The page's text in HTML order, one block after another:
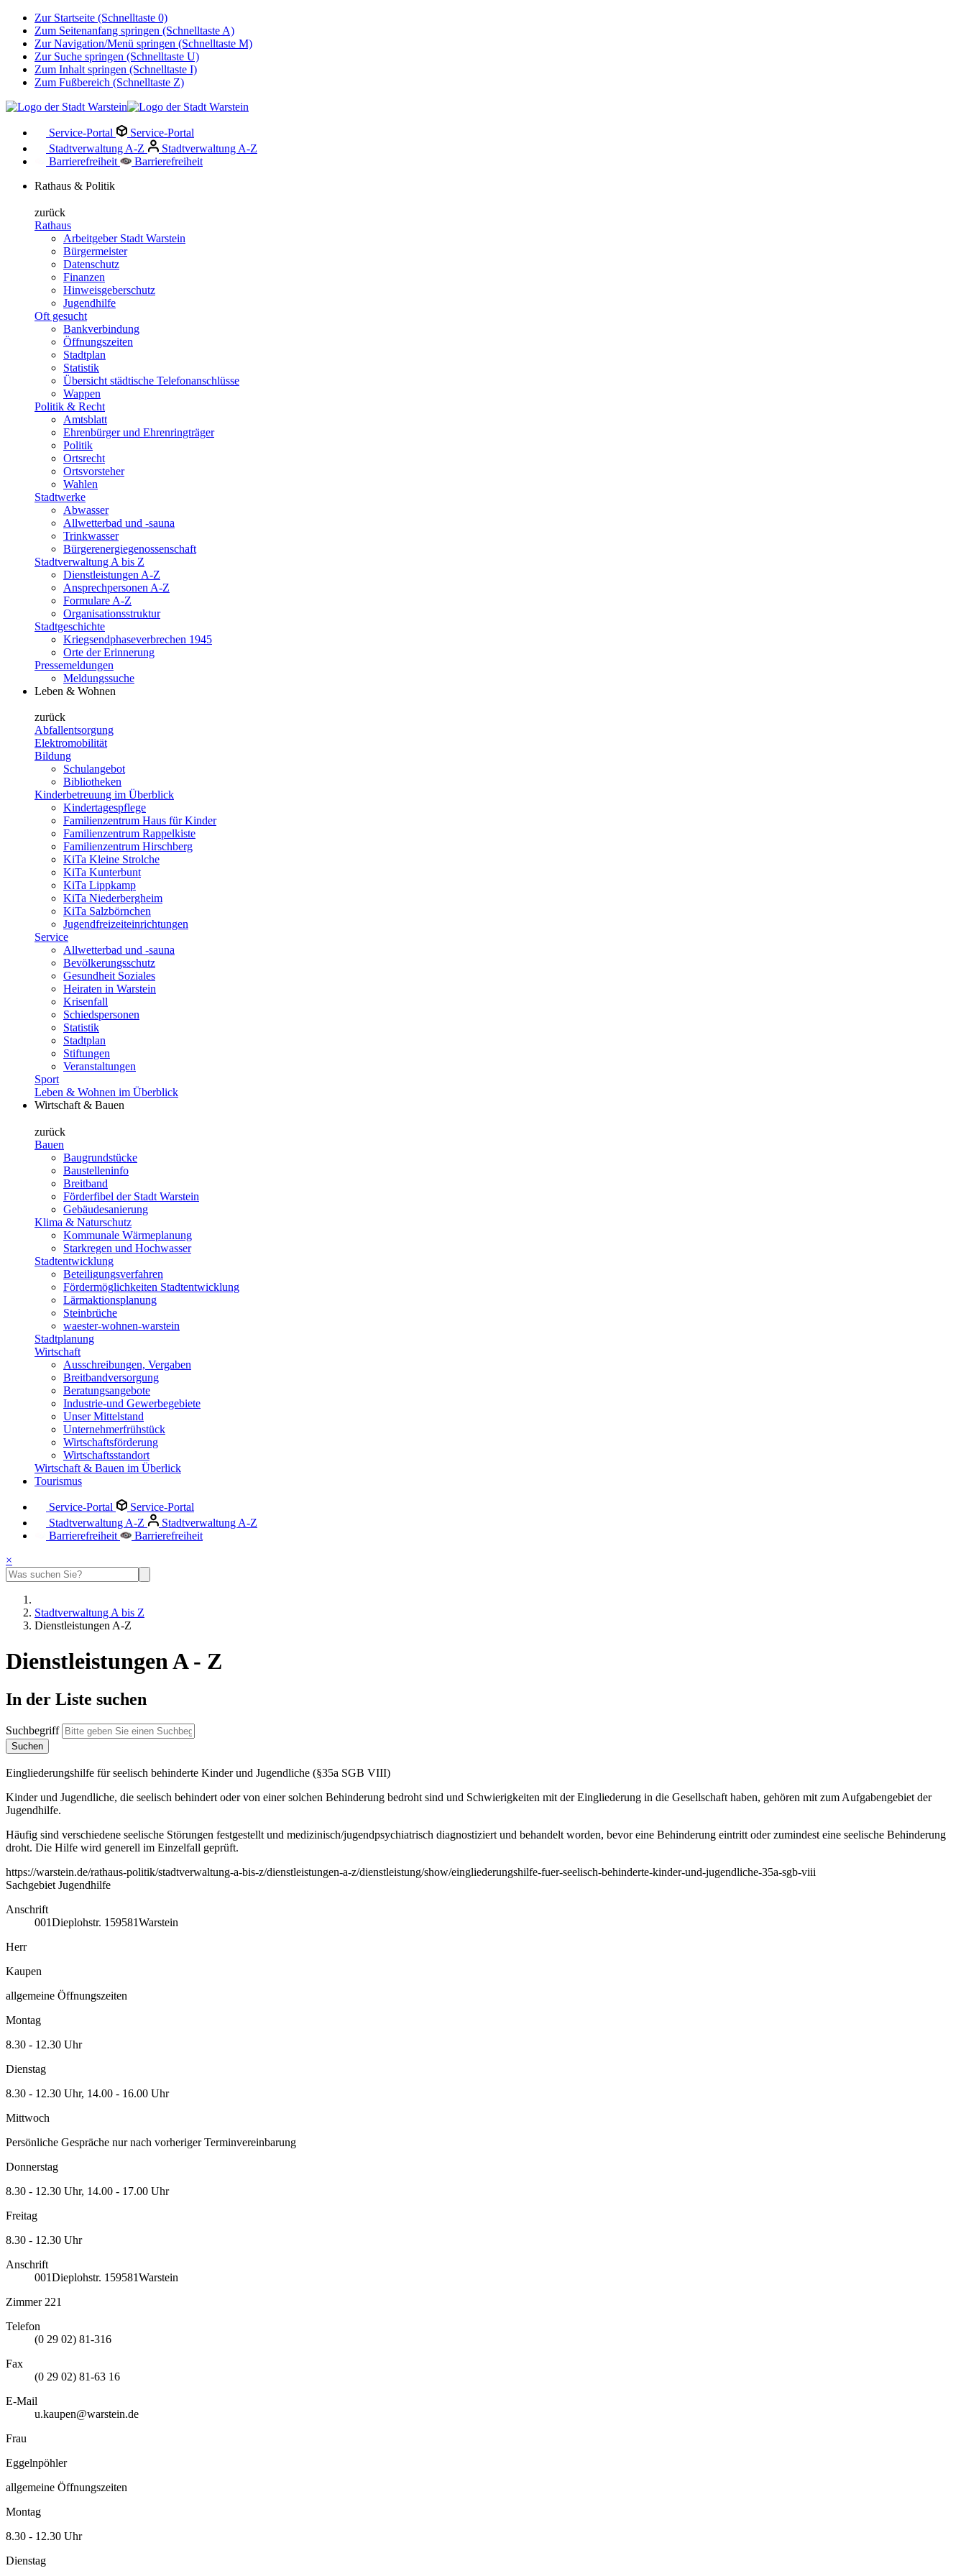
Zur Startseite (Schnelltaste 0)
Zum Seitenanfang springen (Schnelltaste A)
Zur Navigation/Menü springen (Schnelltaste M)
Zur Suche springen (Schnelltaste U)
Zum Inhalt springen (Schnelltaste I)
Zum Fußbereich (Schnelltaste Z)
Service-Portal
Service-Portal
Stadtverwaltung A-Z
Stadtverwaltung A-Z
Barrierefreiheit
Barrierefreiheit
Rathaus & Politik
zurück
Rathaus
Arbeitgeber Stadt Warstein
Bürgermeister
Datenschutz
Finanzen
Hinweisgeberschutz
Jugendhilfe
Oft gesucht
Bankverbindung
Öffnungszeiten
Stadtplan
Statistik
Übersicht städtische Telefonanschlüsse
Wappen
Politik & Recht
Amtsblatt
Ehrenbürger und Ehrenringträger
Politik
Ortsrecht
Ortsvorsteher
Wahlen
Stadtwerke
Abwasser
Allwetterbad und -sauna
Trinkwasser
Bürgerenergiegenossenschaft
Stadtverwaltung A bis Z
Dienstleistungen A-Z
Ansprechpersonen A-Z
Formulare A-Z
Organisationsstruktur
Stadtgeschichte
Kriegsendphaseverbrechen 1945
Orte der Erinnerung
Pressemeldungen
Meldungssuche
Leben & Wohnen
zurück
Abfallentsorgung
Elektromobilität
Bildung
Schulangebot
Bibliotheken
Kinderbetreuung im Überblick
Kindertagespflege
Familienzentrum Haus für Kinder
Familienzentrum Rappelkiste
Familienzentrum Hirschberg
KiTa Kleine Strolche
KiTa Kunterbunt
KiTa Lippkamp
KiTa Niederbergheim
KiTa Salzbörnchen
Jugendfreizeiteinrichtungen
Service
Allwetterbad und -sauna
Bevölkerungsschutz
Gesundheit Soziales
Heiraten in Warstein
Krisenfall
Schiedspersonen
Statistik
Stadtplan
Stiftungen
Veranstaltungen
Sport
Leben & Wohnen im Überblick
Wirtschaft & Bauen
zurück
Bauen
Baugrundstücke
Baustelleninfo
Breitband
Förderfibel der Stadt Warstein
Gebäudesanierung
Klima & Naturschutz
Kommunale Wärmeplanung
Starkregen und Hochwasser
Stadtentwicklung
Beteiligungsverfahren
Fördermöglichkeiten Stadtentwicklung
Lärmaktionsplanung
Steinbrüche
waester-wohnen-warstein
Stadtplanung
Wirtschaft
Ausschreibungen, Vergaben
Breitbandversorgung
Beratungsangebote
Industrie-und Gewerbegebiete
Unser Mittelstand
Unternehmerfrühstück
Wirtschaftsförderung
Wirtschaftsstandort
Wirtschaft & Bauen im Überlick
Tourismus
Service-Portal
Service-Portal
Stadtverwaltung A-Z
Stadtverwaltung A-Z
Barrierefreiheit
Barrierefreiheit
×
Stadtverwaltung A bis Z
Dienstleistungen A-Z
Dienstleistungen A - Z
In der Liste suchen
Suchbegriff
Eingliederungshilfe für seelisch behinderte Kinder und Jugendliche (§35a SGB VIII)
Kinder und Jugendliche, die seelisch behindert oder von einer solchen Behinderung bedroht sind und Schwierigkeiten mit der Eingliederung in die Gesellschaft haben, gehören mit zum Aufgabengebiet der
Jugendhilfe.
Häufig sind verschiedene seelische Störungen festgestellt und medizinisch/jugendpsychiatrisch diagnostiziert und behandelt worden, bevor eine Behinderung eintritt oder zumindest eine seelische Behinderung
droht. Die Hilfe wird generell im Einzelfall geprüft.
https://warstein.de/rathaus-politik/stadtverwaltung-a-bis-z/dienstleistungen-a-z/dienstleistung/show/eingliederungshilfe-fuer-seelisch-behinderte-kinder-und-jugendliche-35a-sgb-viii
Sachgebiet Jugendhilfe
Anschrift
001Dieplohstr. 1 59581Warstein
Herr
Kaupen
allgemeine Öffnungszeiten
Montag
8.30 - 12.30 Uhr
Dienstag
8.30 - 12.30 Uhr, 14.00 - 16.00 Uhr
Mittwoch
Persönliche Gespräche nur nach vorheriger Terminvereinbarung
Donnerstag
8.30 - 12.30 Uhr, 14.00 - 17.00 Uhr
Freitag
8.30 - 12.30 Uhr
Anschrift
001Dieplohstr. 1 59581Warstein
Zimmer 221
Telefon
(0 29 02) 81-316
Fax
(0 29 02) 81-63 16
E-Mail
u.kaupen@warstein.de
Frau
Eggelnpöhler
allgemeine Öffnungszeiten
Montag
8.30 - 12.30 Uhr
Dienstag